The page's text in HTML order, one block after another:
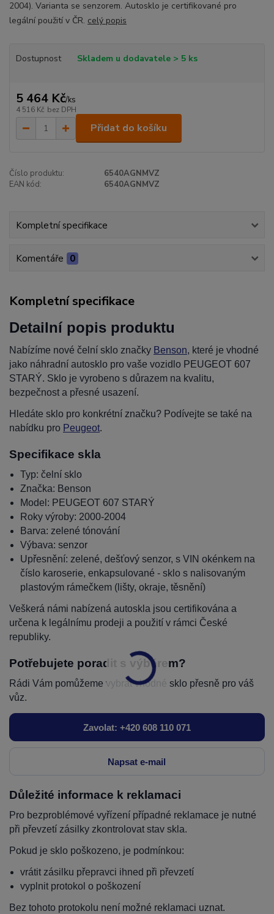
2004). Varianta se senzorem. Autosklo je certifikované pro
legální použití v ČR. celý popis
Dostupnost Skladem u dodavatele > 5 ks
5 464 Kč/ks
4 516 Kč bez DPH
Přidat do košíku
Číslo produktu:
6540AGNMVZ
EAN kód:
6540AGNMVZ
Kompletní specifikace
Komentáře 0
Kompletní specifikace
Detailní popis produktu
Nabízíme nové čelní sklo značky Benson, které je vhodné
jako náhradní autosklo pro vaše vozidlo PEUGEOT 607
STARÝ. Sklo je vyrobeno s důrazem na kvalitu,
bezpečnost a přesné usazení.
Hledáte sklo pro konkrétní značku? Podívejte se také na
nabídku pro Peugeot.
Specifikace skla
Typ: čelní sklo
Značka: Benson
Model: PEUGEOT 607 STARÝ
Roky výroby: 2000-2004
Barva: zelené tónování
Výbava: senzor
Upřesnění: zelené, dešťový senzor, s VIN okénkem na
číslo karoserie, enkapsulované - sklo s nalisovaným
plastovým rámečkem (lišty, okraje, těsnění)
Veškerá námi nabízená autoskla jsou certifikována a
určena k legálnímu prodeji a použití v rámci České
republiky.
Potřebujete poradit s výběrem?
Rádi Vám pomůžeme vybrat vhodné sklo přesně pro váš
vůz.
Zavolat: +420 608 110 071
Napsat e-mail
Důležité informace k reklamaci
Pro bezproblémové vyřízení případné reklamace je nutné
při převzetí zásilky zkontrolovat stav skla.
Pokud je sklo poškozeno, je podmínkou:
vrátit zásilku přepravci ihned při převzetí
vyplnit protokol o poškození
Bez tohoto protokolu není možné reklamaci uznat.